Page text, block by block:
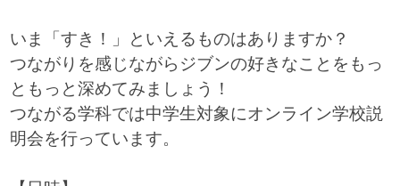
いま「すき！」といえるものはありますか？
つながりを感じながらジブンの好きなことをもっ
ともっと深めてみましょう！
つながる学科では中学生対象にオンライン学校説
明会を行っています。